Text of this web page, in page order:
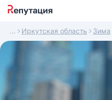
Иркутская область Зима